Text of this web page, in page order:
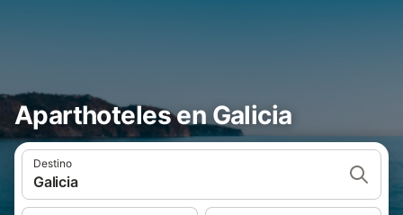
Aparthoteles en Galicia
Destino
Galicia